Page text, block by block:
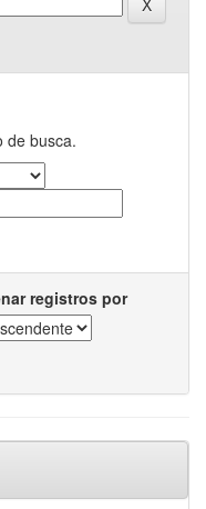
de busca.
registros por